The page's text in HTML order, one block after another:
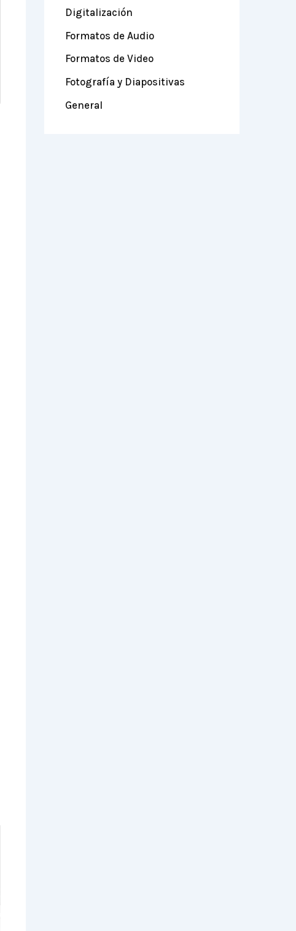
Digitalización
Formatos de Audio
Formatos de Video
Fotografía y Diapositivas
General